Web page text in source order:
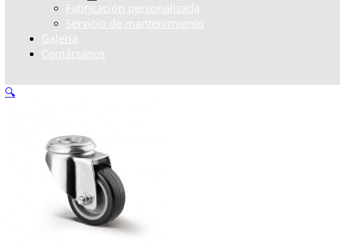
Fabricación personalizada
Servicio de mantenimiento
Galería
Contáctanos
🔍